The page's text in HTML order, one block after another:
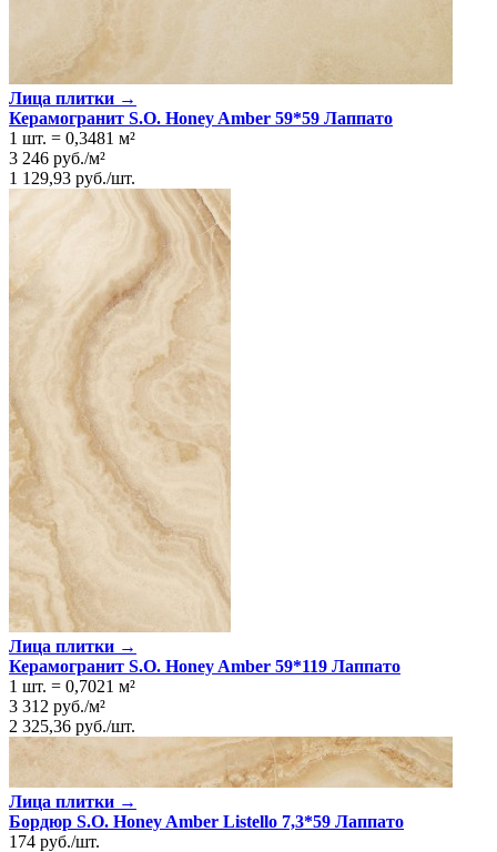
Лица плитки →
Керамогранит S.O. Honey Amber 59*59 Лаппато
1 шт. = 0,3481 м²
3 246 руб./м²
1 129,93 руб./шт.
Лица плитки →
Керамогранит S.O. Honey Amber 59*119 Лаппато
1 шт. = 0,7021 м²
3 312 руб./м²
2 325,36 руб./шт.
Лица плитки →
Бордюр S.O. Honey Amber Listello 7,3*59 Лаппато
174 руб./шт.